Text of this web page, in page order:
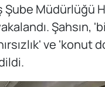
Şube Müdürlüğü
Şahsın,
ve 'konut